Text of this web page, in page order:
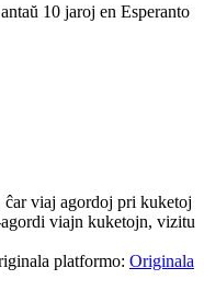
10 jaroj en Esperanto
viaj agordoj pri kuketoj
viajn kuketojn, vizitu
platformo: Originala